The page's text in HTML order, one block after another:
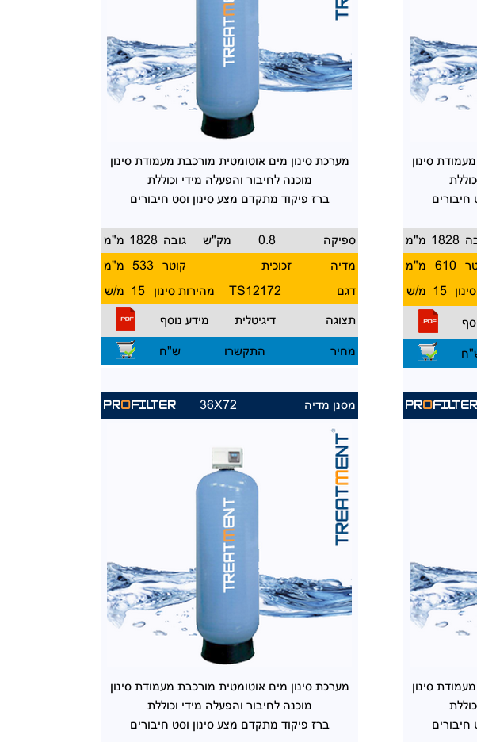
מערכת סינון מים אוטומטית מורכבת מעמודת סינון
מוכנהלחיבור והפעלה מידי וכוללת
ברז פיקוד מתקדם מצע סינון וסט חיבורים
מ"מ 1828 גובה מק"ש 0.8
ספיקה
מ"מ
533 קוטר זכוכית
מדיה
מ/ש 15 מהירות סינון TS12172 דגם
מידע נוסף דיגיטלית תצוגה
ש"ח התקשרו מחיר
סינון
חיבורים
מ"מ 1828
מ"מ
610
מ/ש 15
PROFILTER 36X72 מסנן מדיה
מערכת סינון מים אוטומטית מורכבת מעמודת סינון
מוכנהלחיבור והפעלה מידי וכוללת
ברז פיקוד מתקדם מצע סינון וסט חיבורים
PROFILTER
סינון
חיבורים